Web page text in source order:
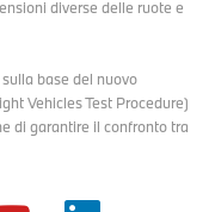
diverse delle ruote e
base del nuovo
Vehicles Test Procedure)
di garantire il confronto tra